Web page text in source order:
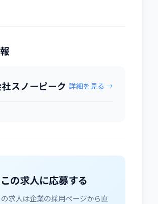
スノーピーク 詳細を見る →
この求人に応募する
の求人は企業の採用ページから直